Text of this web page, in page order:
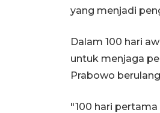
yang menjadi
Dalam 100 hari
untuk menjaga
Prabowo
"100 hari